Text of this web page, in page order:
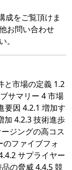
成をご覧頂けま
お問い合わせ
と市場の定義 1.2
サマリー 4 市場
要因 4.2.1 増加す
加 4.2.3 技術進歩
ジングの高コス
のファイブフォ
サプライヤー
の脅威 4.4.5 競